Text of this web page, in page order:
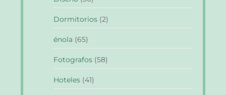
Dormitorios (2)
énola (65)
Fotografos (58)
Hoteles (41)